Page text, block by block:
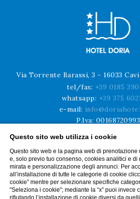
Via Torrente Barassi, 3 - 16033 Cavi
tel/fax: +39 0185
whatsapp: +39 375
e-mail:
P.Iva: 00168720993
CONTATTI PRIVACY DATI SOCIETARI
INFO COVID 19 DICONO
Questo sito web utilizza i cookie
Questo sito web e la pagina web di prenotazione
e, solo previo tuo consenso, cookies analitici e
mirata e personalizzazione degli annunci. Per
all’installazione di tutte le categorie di cookie
cookie” mentre per selezionare specifiche
"Seleziona i cookie"; mediante la “x” puoi invece
rifiutando l’installazione di cookie diversi da